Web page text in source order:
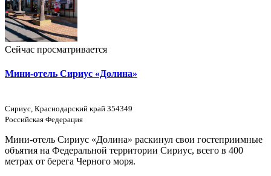
Сейчас просматривается
Мини-отель Сириус «Долина»
Сириус, Краснодарский край 354349
Российская Федерация
Мини-отель Сириус «Долина» раскинул свои гостеприимные
объятия на Федеральной территории Сириус, всего в 400
метрах от берега Черного моря.